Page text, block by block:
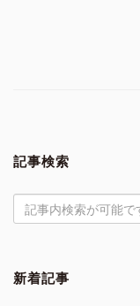
記事検索
新着記事